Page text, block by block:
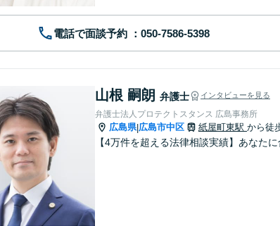
電話で面談予約
山根 嗣朗 弁護士 インタビューを見る
弁護士法人プロテクトスタンス 広島事務所
広島県|広島市中区 紙屋町東駅 から徒
【4万件を超える法律相談実績】あなた